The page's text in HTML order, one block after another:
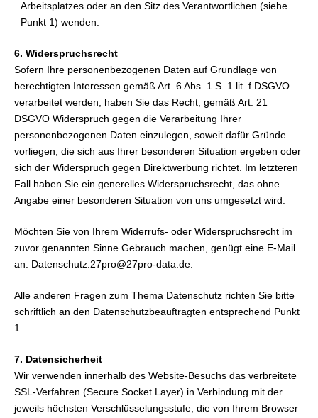
Arbeitsplatzes oder an den Sitz des Verantwortlichen (siehe
Punkt 1) wenden.
6. Widerspruchsrecht
Sofern Ihre personenbezogenen Daten auf Grundlage von
berechtigten Interessen gemäß Art. 6 Abs. 1 S. 1 lit. f DSGVO
verarbeitet werden, haben Sie das Recht, gemäß Art. 21
DSGVO Widerspruch gegen die Verarbeitung Ihrer
personenbezogenen Daten einzulegen, soweit dafür Gründe
vorliegen, die sich aus Ihrer besonderen Situation ergeben oder
sich der Widerspruch gegen Direktwerbung richtet. Im letzteren
Fall haben Sie ein generelles Widerspruchsrecht, das ohne
Angabe einer besonderen Situation von uns umgesetzt wird.
Möchten Sie von Ihrem Widerrufs- oder Widerspruchsrecht im
zuvor genannten Sinne Gebrauch machen, genügt eine E-Mail
an: Datenschutz.27pro@27pro-data.de.
Alle anderen Fragen zum Thema Datenschutz richten Sie bitte
schriftlich an den Datenschutzbeauftragten entsprechend Punkt
1.
7. Datensicherheit
Wir verwenden innerhalb des Website-Besuchs das verbreitete
SSL-Verfahren (Secure Socket Layer) in Verbindung mit der
jeweils höchsten Verschlüsselungsstufe, die von Ihrem Browser